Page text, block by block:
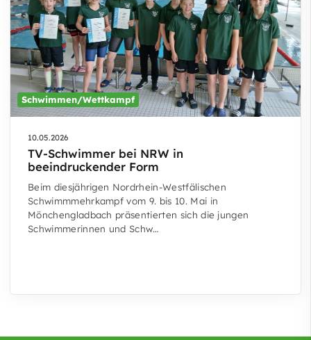
Schwimmen/Wettkampf
10.05.2026
TV-Schwimmer bei NRW in
beeindruckender Form
Beim diesjährigen Nordrhein-Westfälischen
Schwimmmehrkampf vom 9. bis 10. Mai in
Mönchengladbach präsentierten sich die jungen
Schwimmerinnen und Schw…